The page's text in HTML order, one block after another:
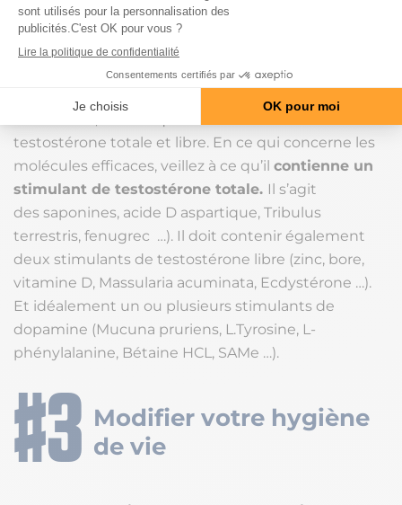
élévation simultanée et proportionnelle de la
testostérone totale et de la testostérone libre.
Ceci afin d’éviter une élévation de la SHBG. Pour
est efficace, vérifiez qu’il ait une action sur la
testostérone totale et libre. En ce qui concerne les
molécules efficaces, veillez à ce qu’il contienne un
stimulant de testostérone totale. Il s’agit
des saponines, acide D aspartique, Tribulus
terrestris, fenugrec …). Il doit contenir également
deux stimulants de testostérone libre (zinc, bore,
vitamine D, Massularia acuminata, Ecdystérone …).
Et idéalement un ou plusieurs stimulants de
dopamine (Mucuna pruriens, L.Tyrosine, L-
phénylalanine, Bétaine HCL, SAMe …).
Modifier votre hygiène
de vie